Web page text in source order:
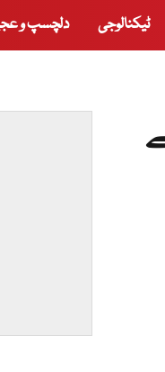
ٹیکنالوجی دلچسپ و